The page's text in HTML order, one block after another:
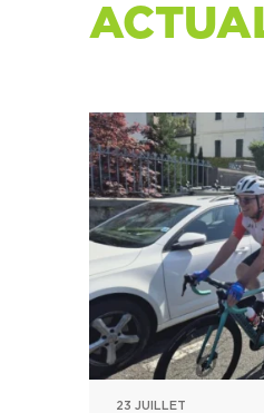
23 JUILLET